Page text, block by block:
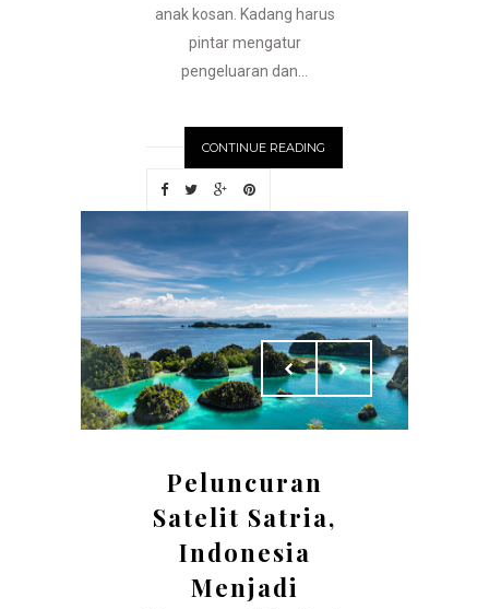
anak kosan. Kadang harus
pintar mengatur
pengeluaran dan...
CONTINUE READING
Peluncuran
Satelit Satria,
Indonesia
Menjadi